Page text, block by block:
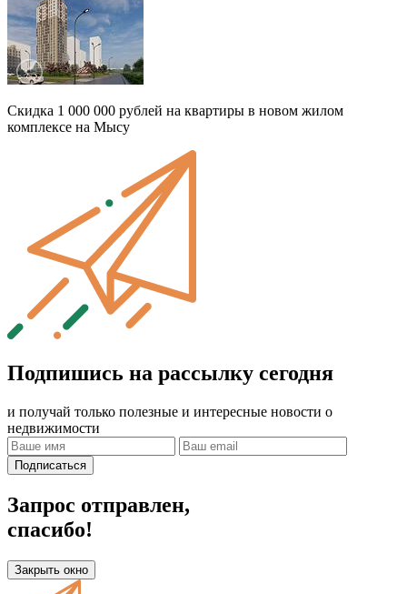
Скидка 1 000 000 рублей на квартиры в новом жилом
комплексе на Мысу
Подпишись на рассылку сегодня
и получай только полезные и интересные новости о
недвижимости
Подписаться
Запрос отправлен,
спасибо!
Закрыть окно